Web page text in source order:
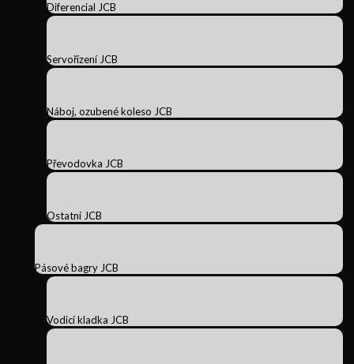
Diferencial JCB
Servořízení JCB
Náboj, ozubené koleso JCB
Převodovka JCB
Ostatní JCB
Pásové bagry JCB
Vodicí kladka JCB